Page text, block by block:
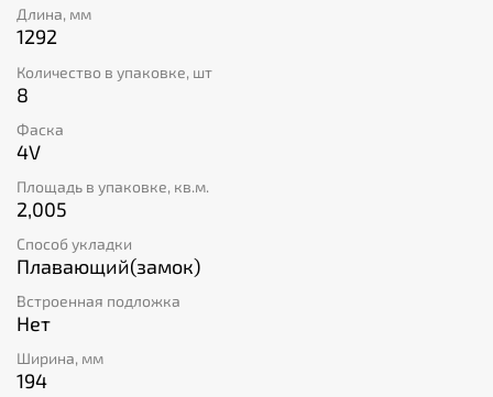
Длина, мм
1292
Количество в упаковке, шт
8
Фаска
4V
Площадь в упаковке, кв.м.
2,005
Способ укладки
Плавающий(замок)
Встроенная подложка
Нет
Ширина, мм
194